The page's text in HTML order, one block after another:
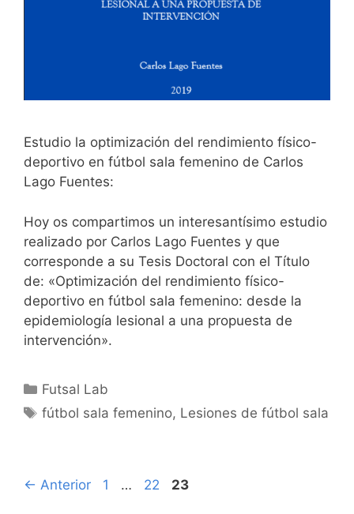
Estudio la optimización del rendimiento físico-
deportivo en fútbol sala femenino de Carlos
Lago Fuentes:
Hoy os compartimos un interesantísimo estudio
realizado por Carlos Lago Fuentes y que
corresponde a su Tesis Doctoral con el Título
de: «Optimización del rendimiento físico-
deportivo en fútbol sala femenino: desde la
epidemiología lesional a una propuesta de
intervención».
Categorías
Futsal Lab
Etiquetas
fútbol sala femenino, Lesiones de fútbol sala
Navegación
← Anterior Página
1 … Página
22 Página
23